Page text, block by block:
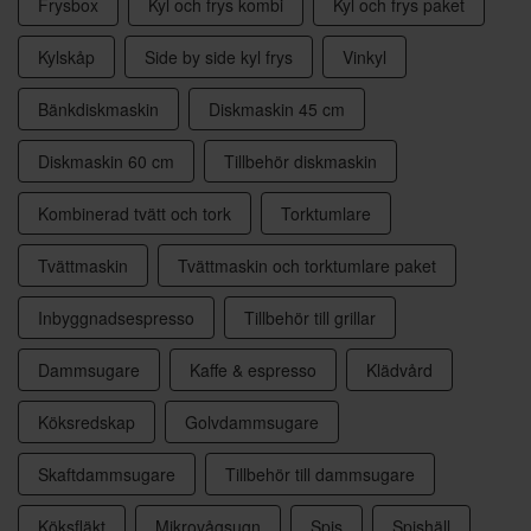
Kylskåp Side by side kyl frys Vinkyl
Bänkdiskmaskin Diskmaskin 45 cm
Diskmaskin 60 cm Tillbehör diskmaskin
Kombinerad tvätt och tork Torktumlare
Tvättmaskin Tvättmaskin och torktumlare paket
Inbyggnadsespresso Tillbehör till grillar
Dammsugare Kaffe & espresso Klädvård
Köksredskap Golvdammsugare
Skaftdammsugare Tillbehör till dammsugare
Köksfläkt Mikrovågsugn Spis Spishäll